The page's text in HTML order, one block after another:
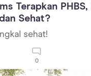
Terapkan PHBS,
Sehat?
sehat!
0